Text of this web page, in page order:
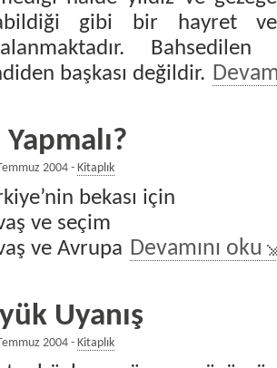
gibi bir hayret
başkası değildir.
Yapmalı?
2004 - Kitaplık
bekası için
ve seçim
ve Avrupa Devamını oku
Uyanış
2004 - Kitaplık